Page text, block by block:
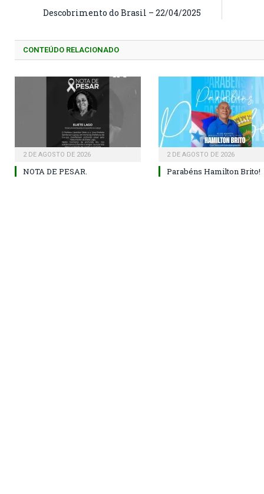
Descobrimento do Brasil – 22/04/2025
CONTEÚDO RELACIONADO
2 DE AGOSTO DE 2026
NOTA DE PESAR.
2 DE AGOSTO DE 2026
Parabéns Hamilton Brito!